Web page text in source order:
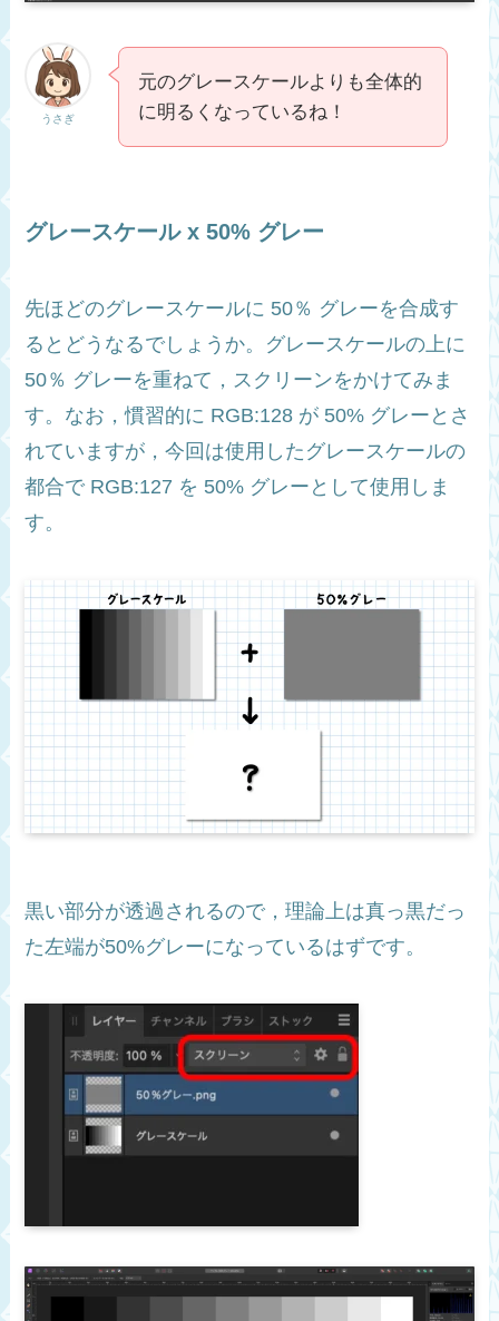
うさぎ
元のグレースケールよりも全体的
に明るくなっているね！
グレースケール x 50% グレー
先ほどのグレースケールに 50％ グレーを合成す
るとどうなるでしょうか。グレースケールの上に
50％ グレーを重ねて，スクリーンをかけてみま
す。なお，慣習的に RGB:128 が 50% グレーとさ
れていますが，今回は使用したグレースケールの
都合で RGB:127 を 50% グレーとして使用しま
す。
黒い部分が透過されるので，理論上は真っ黒だっ
た左端が50%グレーになっているはずです。